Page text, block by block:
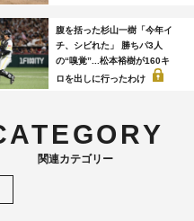
腹を括った杉山一樹「今年イ
チ、シビれた」 勝ちパ3人
の“嗅覚”...松本裕樹が160キ
ロを出しに行ったわけ
関連カテゴリー